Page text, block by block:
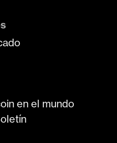
en el mundo